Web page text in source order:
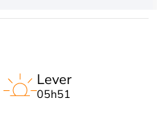
Lever
05h51